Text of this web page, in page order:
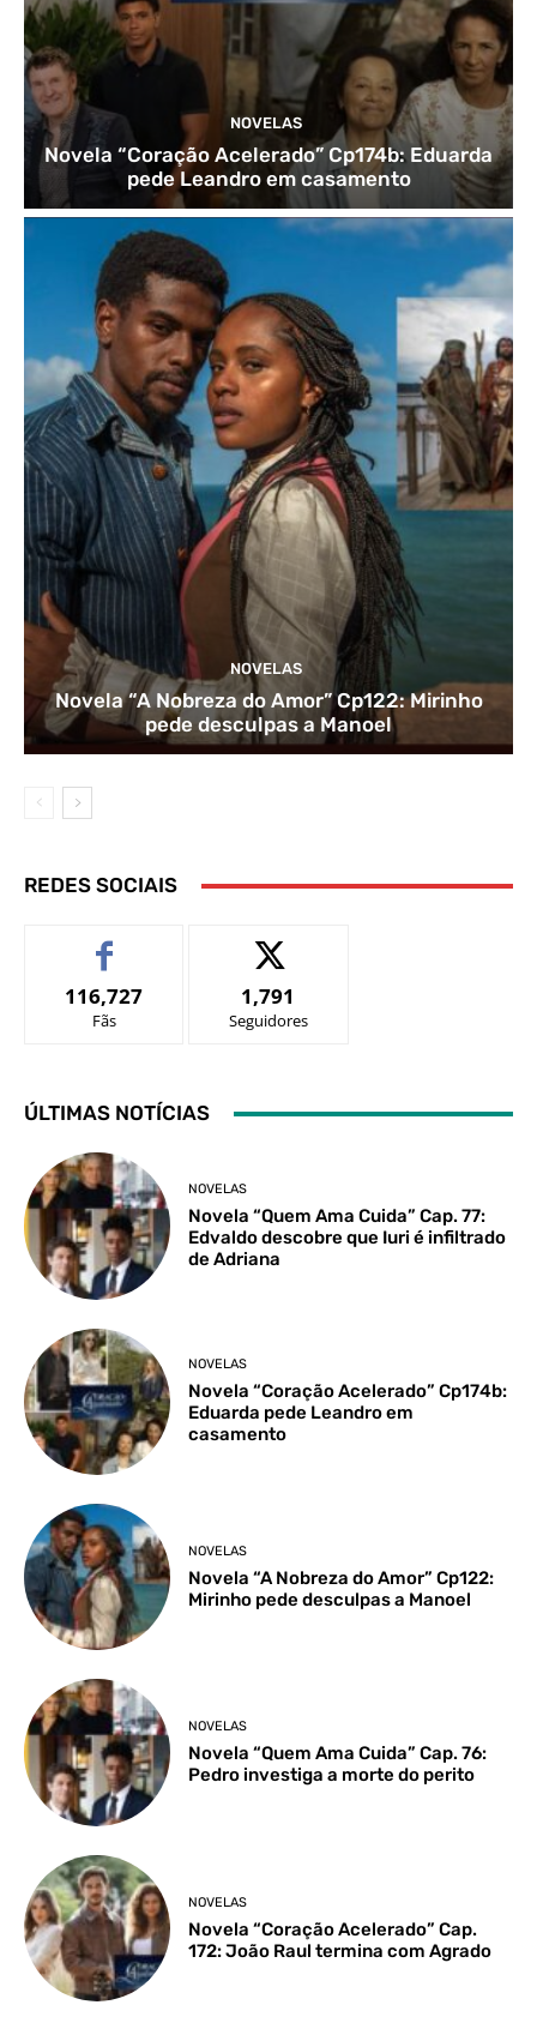
NOVELAS
Novela “Coração Acelerado” Cp174b: Eduarda
pede Leandro em casamento
NOVELAS
Novela “A Nobreza do Amor” Cp122: Mirinho
pede desculpas a Manoel
REDES SOCIAIS
116,727
Fãs
1,791
Seguidores
ÚLTIMAS NOTÍCIAS
NOVELAS
Novela “Quem Ama Cuida” Cap. 77:
Edvaldo descobre que Iuri é infiltrado
de Adriana
NOVELAS
Novela “Coração Acelerado” Cp174b:
Eduarda pede Leandro em
casamento
NOVELAS
Novela “A Nobreza do Amor” Cp122:
Mirinho pede desculpas a Manoel
NOVELAS
Novela “Quem Ama Cuida” Cap. 76:
Pedro investiga a morte do perito
NOVELAS
Novela “Coração Acelerado” Cap.
172: João Raul termina com Agrado